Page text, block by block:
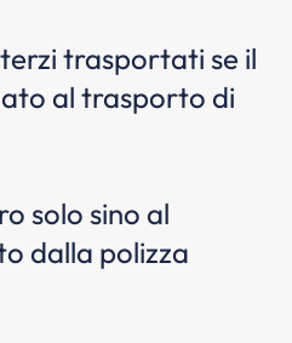
trasportati se il
al trasporto di
solo sino al
dalla polizza